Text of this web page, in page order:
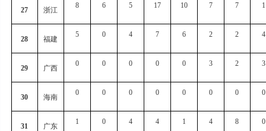
27 浙江
8 6 5 17 10 7 7 1
28 福建
5 0 4 7 6 2 2 4
29 广西
0 0 0 0 0 3 2 3
30 海南
0 0 0 0 0 0 0 0
31 广东
1 0 4 4 1 4 8 0